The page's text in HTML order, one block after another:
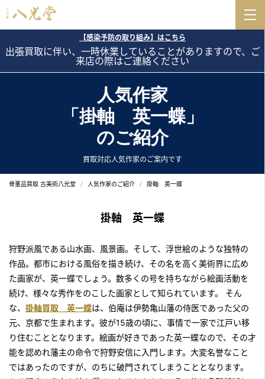
【感染予防の取り組み】はこちら
出張買取に伴い、一時休業していることがありますので、ご
来店の際はご連絡ください
人気作家
「掛軸 英一蝶」
のご紹介
買取対応人気作家のご案内です
骨董品買取 古美術八光堂 人気作家のご紹介 掛軸 英一蝶
掛軸 英一蝶
狩野派風である山水画、風景画。そして、浮世絵のような独特の
作品。都市における風俗を描き続け、その名を高く美術界に広め
た画家が、英一蝶でしょう。数多くの号を持ちながら絵画活動を
続け、様々な秀作をのこした画家として知られています。 そん
な、 掛軸買取 英一蝶は、伯庵は伊勢亀山藩の侍医であった父の
元、京都で生まれます。彼が15歳の頃に、事情で一家で江戸い移
り住むこととなります。絵画が好きであった英一蝶なので、その才
能を認めれ藩主の命令で狩野安信に入門します。大変名誉なこと
ではあったのですが、のちに破門されてしまうこととなります。